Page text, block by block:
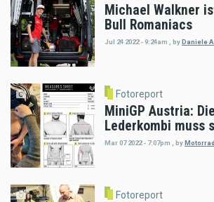
Michael Walkner
Bull Romaniacs
Jul 24 2022 - 9:24am byDaniele
Fotoreport
MiniGP Austria:
Lederkombi muss
Mar 07 2022 - 7:07pm by
Fotoreport